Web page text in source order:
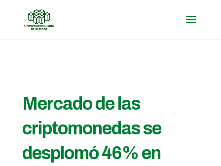
Mercado de las
criptomonedas se
desplomó 46% en